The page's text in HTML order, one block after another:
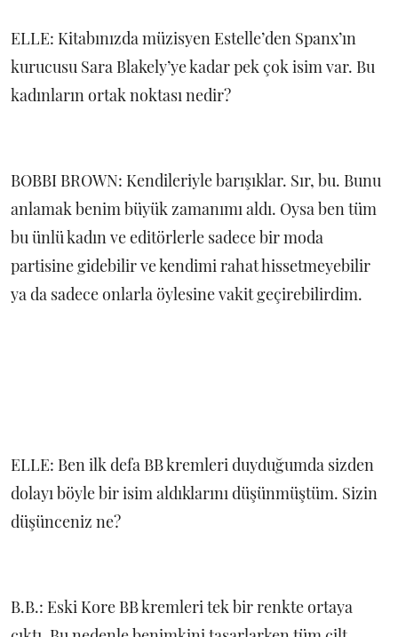
ELLE: Kitabınızda müzisyen Estelle’den Spanx’ın
kurucusu Sara Blakely’ye kadar pek çok isim var. Bu
kadınların ortak noktası nedir?
BOBBI BROWN: Kendileriyle barışıklar. Sır, bu. Bunu
anlamak benim büyük zamanımı aldı. Oysa ben tüm
bu ünlü kadın ve editörlerle sadece bir moda
partisine gidebilir ve kendimi rahat hissetmeyebilir
ya da sadece onlarla öylesine vakit geçirebilirdim.
ELLE: Ben ilk defa BB kremleri duyduğumda sizden
dolayı böyle bir isim aldıklarını düşünmüştüm. Sizin
düşünceniz ne?
B.B.: Eski Kore BB kremleri tek bir renkte ortaya